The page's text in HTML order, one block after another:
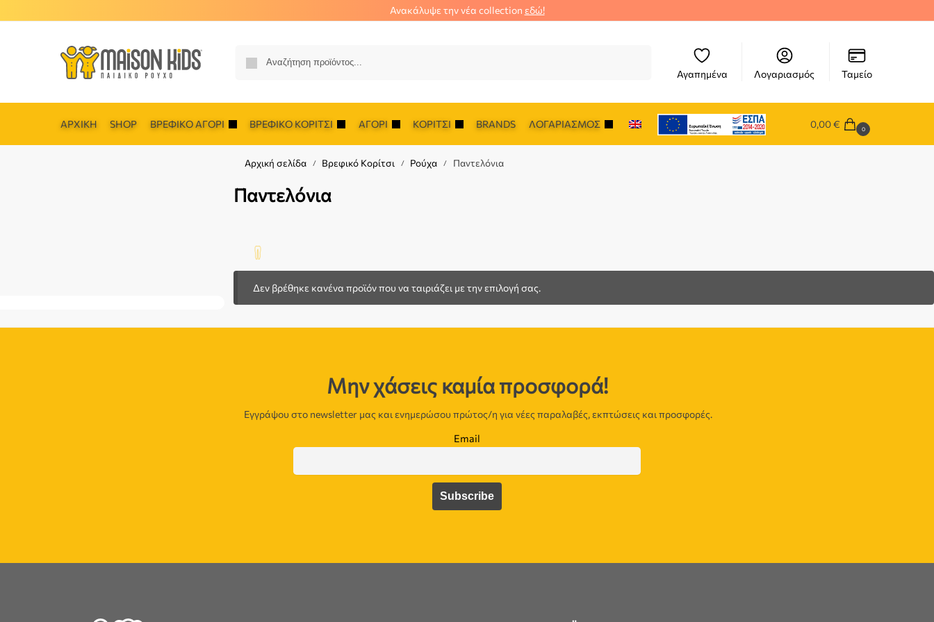
Ανακάλυψε την νέα collection εδώ!
Αγαπημένα Λογαριασμός Ταμείο
ΑΡΧΙΚΉ SHOP ΒΡΕΦΙΚΌ ΑΓΌΡΙ ΒΡΕΦΙΚΌ ΚΟΡΊΤΣΙ ΑΓΌΡΙ ΚΟΡΊΤΣΙ BRANDS ΛΟΓΑΡΙΑΣΜΌΣ 0,00€ 0
Αρχική σελίδα / Βρεφικό Κορίτσι / Ρούχα / Παντελόνια
Παντελόνια
Δεν βρέθηκε κανένα προϊόν που να ταιριάζει με την επιλογή σας.
Μην χάσεις καμία προσφορά!
Εγγράψου στο newsletter μας και ενημερώσου πρώτος/η για νέες παραλαβές, εκπτώσεις και προσφορές.
Email